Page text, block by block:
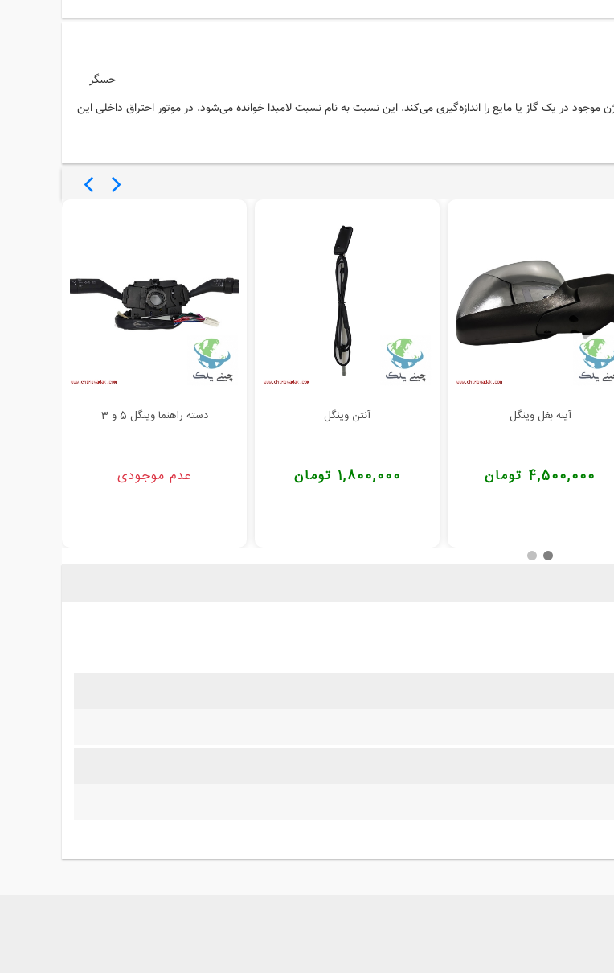
موجود در یک گاز یا مایع را اندازه‌گیری می‌کند. این نسبت به نام نسبت لامبدا خوانده می‌شود. در موتور احتراق داخلی این
آینه بغل وینگل
4,500,000 تومان
آنتن وینگل
1,800,000 تومان
دسته راهنما وینگل 5 و 3
عدم موجودی